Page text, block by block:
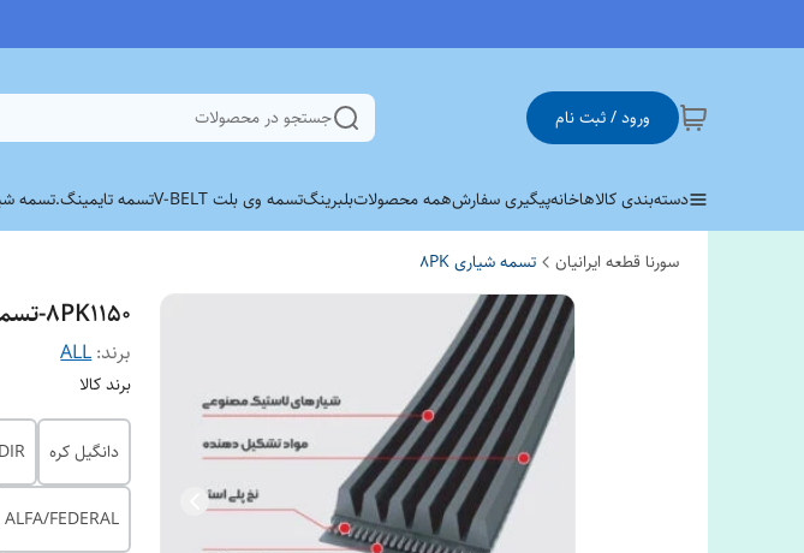
ورود / ثبت نام جستجو در محصولات
دسته‌بندی کالاهاخانهپیگیری سفارشهمه محصولاتبلبرینگتسمه وی بلت V-BELT تسمه تایمینگ.تسمه
سورنا قطعه ایرانیان تسمه شیاری 8PK
8PK1150-تسمه شیاری
برند:ALL
برند کالا
دانگیل کره
ALFA/FEDERAL